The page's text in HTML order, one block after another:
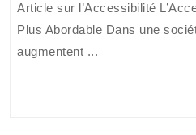
pour
un
Article sur l’Accessibilité
Plus Abordable Dans une
augmentent ...